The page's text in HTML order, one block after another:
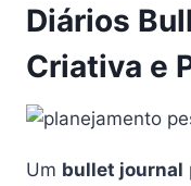
Diários
Criativa e
Um bullet journal